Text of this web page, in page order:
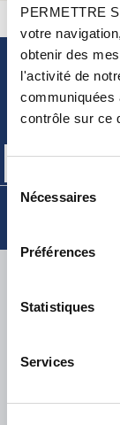
PERMETTRE
votre
obtenir des
l'activité de
communiquées
contrôle sur ce
Sélection
Nécessaires
Préférences
Statistiques
Services
UNE
PETITS COLIS :